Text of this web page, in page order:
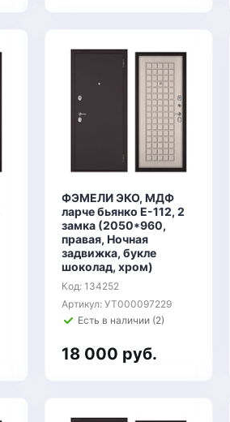
ФЭМЕЛИ ЭКО, МДФ
ларче бьянко E-112, 2
замка (2050*960,
правая, Ночная
задвижка, букле
шоколад, хром)
Код: 134252
Артикул: УТ000097229
Есть в наличии (2)
18 000 руб.